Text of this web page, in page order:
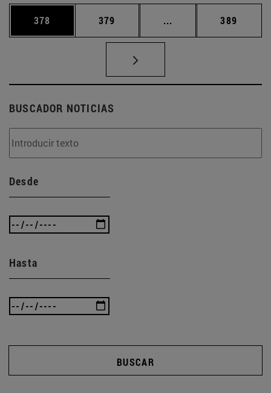
Página
378 Página
379 ... Páginas intermedias
Página
389
BUSCADOR NOTICIAS
Desde
Hasta
BUSCAR